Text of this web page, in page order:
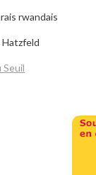
rwandais
Hatzfeld
Seuil